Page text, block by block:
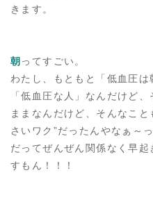
きます。
朝 ってすごい。
わたし、もともと「低血圧
「低血圧な人」なんだけど
ままなんだけど、そんなこ
さいワク”だったんやなぁ～
だってぜんぜん関係なく早
すもん！！！